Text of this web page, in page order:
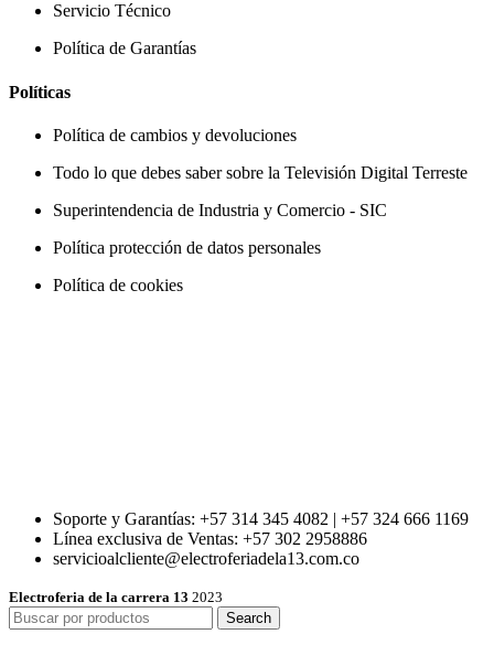
Servicio Técnico
Política de Garantías
Políticas
Política de cambios y devoluciones
Todo lo que debes saber sobre la Televisión Digital Terreste
Superintendencia de Industria y Comercio - SIC
Política protección de datos personales
Política de cookies
Soporte y Garantías: +57 314 345 4082 | +57 324 666 1169
Línea exclusiva de Ventas: +57 302 2958886
servicioalcliente@electroferiadela13.com.co
Electroferia de la carrera 13 2023
Search